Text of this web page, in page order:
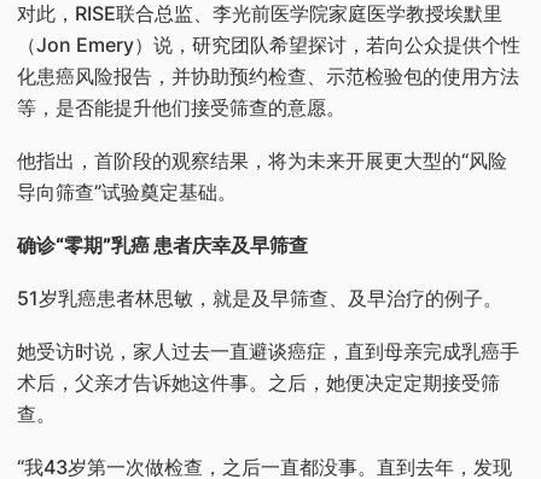
对此，RISE联合总监、李光前医学院家庭医学教授埃默里
（Jon Emery）说，研究团队希望探讨，若向公众提供个性
化患癌风险报告，并协助预约检查、示范检验包的使用方法
等，是否能提升他们接受筛查的意愿。
他指出，首阶段的观察结果，将为未来开展更大型的“风险
导向筛查”试验奠定基础。
确诊“零期”乳癌 患者庆幸及早筛查
51岁乳癌患者林思敏，就是及早筛查、及早治疗的例子。
她受访时说，家人过去一直避谈癌症，直到母亲完成乳癌手
术后，父亲才告诉她这件事。之后，她便决定定期接受筛
查。
“我43岁第一次做检查，之后一直都没事。直到去年，发现